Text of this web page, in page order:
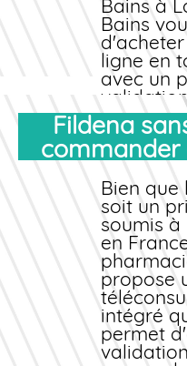
Bains à
Bains
d'acheter
ligne en
avec un
simplifié
livraison
partout
DOM-
Pour
votre
suffit de
en ligne.
examine
Fildena sans ordonnance –
commander
Bien que
soit un
soumis
en
propose
intégré
permet